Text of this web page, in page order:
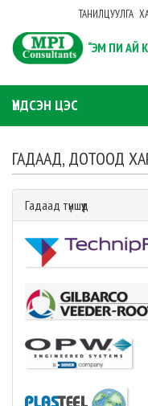
ТАНИЛЦУУЛГА
“ЭМ ПИ АЙ
ҮНДСЭН ЦЭС
ГАДААД, ДОТООД
Гадаад түншүүд